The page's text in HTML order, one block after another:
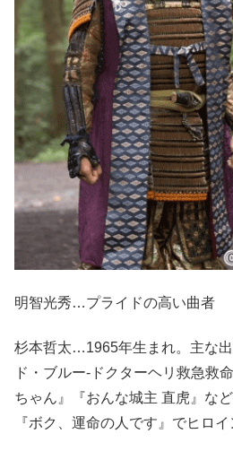
明智光秀…プライドの高い曲者
杉本哲太…1965年生まれ。主な
ド・ブルー-ドクターヘリ救急救
ちゃん』『おんな城主 直虎』な
『ボク、運命の人です』でヒロイ